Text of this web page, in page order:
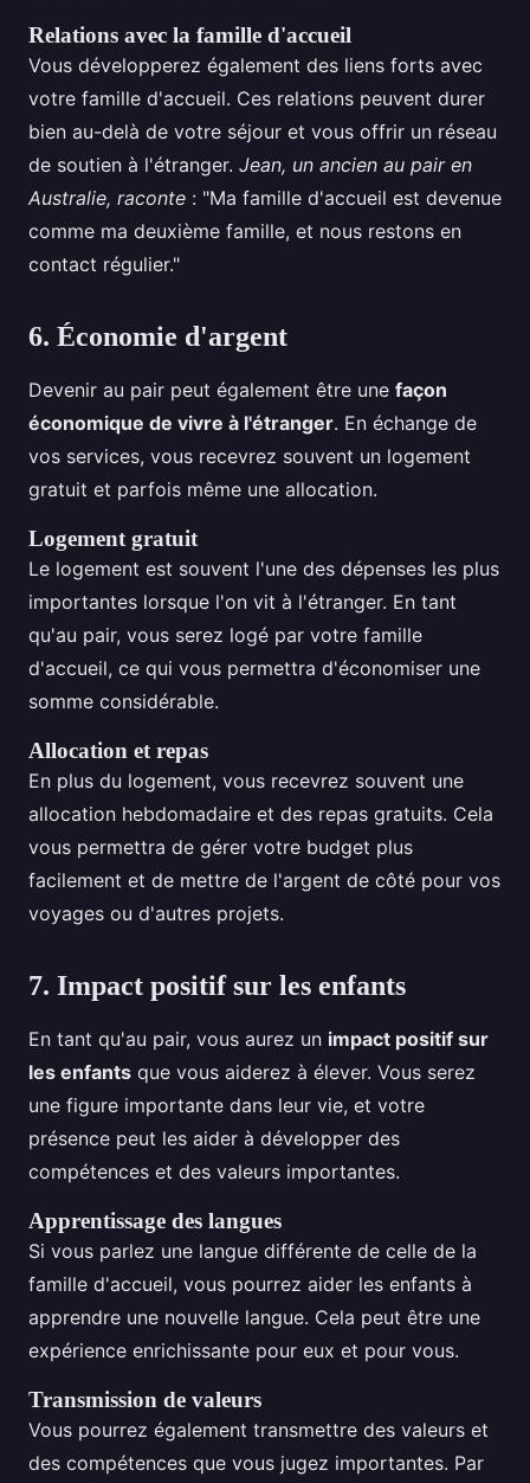
Relations avec la famille d'accueil
Vous développerez également des liens forts avec
votre famille d'accueil. Ces relations peuvent durer
bien au-delà de votre séjour et vous offrir un réseau
de soutien à l'étranger. Jean, un ancien au pair en
Australie, raconte : "Ma famille d'accueil est devenue
comme ma deuxième famille, et nous restons en
contact régulier."
6. Économie d'argent
Devenir au pair peut également être une façon
économique de vivre à l'étranger. En échange de
vos services, vous recevrez souvent un logement
gratuit et parfois même une allocation.
Logement gratuit
Le logement est souvent l'une des dépenses les plus
importantes lorsque l'on vit à l'étranger. En tant
qu'au pair, vous serez logé par votre famille
d'accueil, ce qui vous permettra d'économiser une
somme considérable.
Allocation et repas
En plus du logement, vous recevrez souvent une
allocation hebdomadaire et des repas gratuits. Cela
vous permettra de gérer votre budget plus
facilement et de mettre de l'argent de côté pour vos
voyages ou d'autres projets.
7. Impact positif sur les enfants
En tant qu'au pair, vous aurez un impact positif sur
les enfants que vous aiderez à élever. Vous serez
une figure importante dans leur vie, et votre
présence peut les aider à développer des
compétences et des valeurs importantes.
Apprentissage des langues
Si vous parlez une langue différente de celle de la
famille d'accueil, vous pourrez aider les enfants à
apprendre une nouvelle langue. Cela peut être une
expérience enrichissante pour eux et pour vous.
Transmission de valeurs
Vous pourrez également transmettre des valeurs et
des compétences que vous jugez importantes. Par